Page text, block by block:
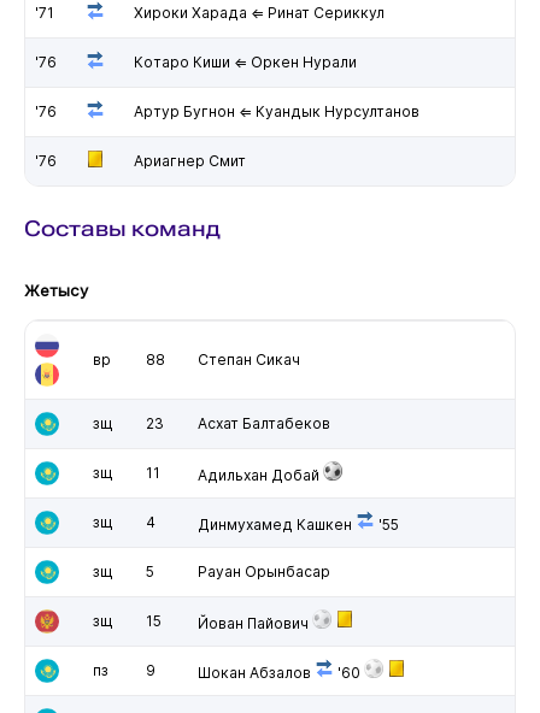
'71 Хироки Харада ⇐ Ринат Сериккул
'76 Котаро Киши ⇐ Оркен Нурали
'76 Артур Бугнон ⇐ Куандык Нурсултанов
'76 Ариагнер Смит
Составы команд
Жетысу
вр 88 Степан Сикач
зщ 23 Асхат Балтабеков
зщ 11 Адильхан Добай
зщ 4 Динмухамед Кашкен '55
зщ 5 Рауан Орынбасар
зщ 15 Йован Пайович
пз 9 Шокан Абзалов '60